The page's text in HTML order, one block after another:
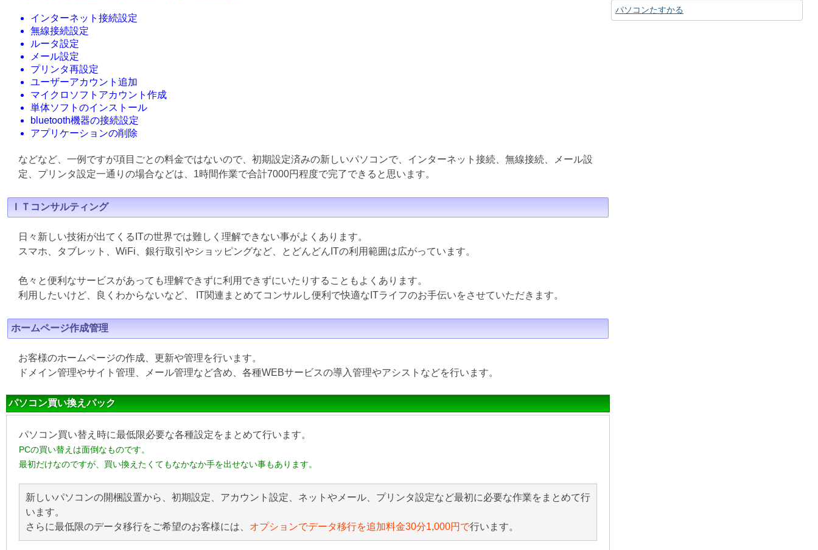
インターネット接続設定
無線接続設定
ルータ設定
メール設定
プリンタ再設定
ユーザーアカウント追加
マイクロソフトアカウント作成
単体ソフトのインストール
bluetooth機器の接続設定
アプリケーションの削除
などなど、一例ですが項目ごとの料金ではないので、初期設定済みの新しいパソコンで、インターネット接続、無線接続、メール設
定、プリンタ設定一通りの場合などは、1時間作業で合計7000円程度で完了できると思います。
ＩＴコンサルティング
日々新しい技術が出てくるITの世界では難しく理解できない事がよくあります。
スマホ、タブレット、WiFi、銀行取引やショッピングなど、とどんどんITの利用範囲は広がっています。
色々と便利なサービスがあっても理解できずに利用できずにいたりすることもよくあります。
利用したいけど、良くわからないなど、 IT関連まとめてコンサルし便利で快適なITライフのお手伝いをさせていただきます。
ホームページ作成管理
お客様のホームページの作成、更新や管理を行います。
ドメイン管理やサイト管理、メール管理など含め、各種WEBサービスの導入管理やアシストなどを行います。
パソコン買い換えパック
パソコン買い替え時に最低限必要な各種設定をまとめて行います。
PCの買い替えは面倒なものです。
最初だけなのですが、買い換えたくてもなかなか手を出せない事もあります。
新しいパソコンの開梱設置から、初期設定、アカウント設定、ネットやメール、プリンタ設定など最初に必要な作業をまとめて行
います。
さらに最低限のデータ移行をご希望のお客様には、 オプションでデータ移行を追加料金30分1,000円で行います。
パソコンたすかる